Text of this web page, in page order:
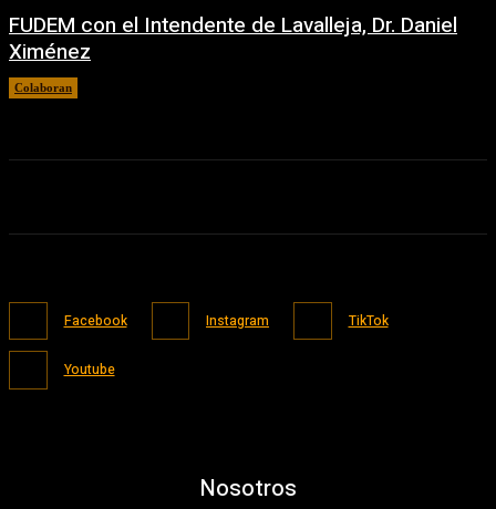
FUDEM con el Intendente de Lavalleja, Dr. Daniel
Ximénez
Colaboran
Facebook Instagram TikTok
Youtube
Nosotros